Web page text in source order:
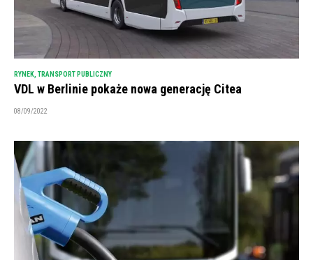
RYNEK TRANSPORT PUBLICZNY
VDL w Berlinie pokaże nowa generację Citea
08/09/2022